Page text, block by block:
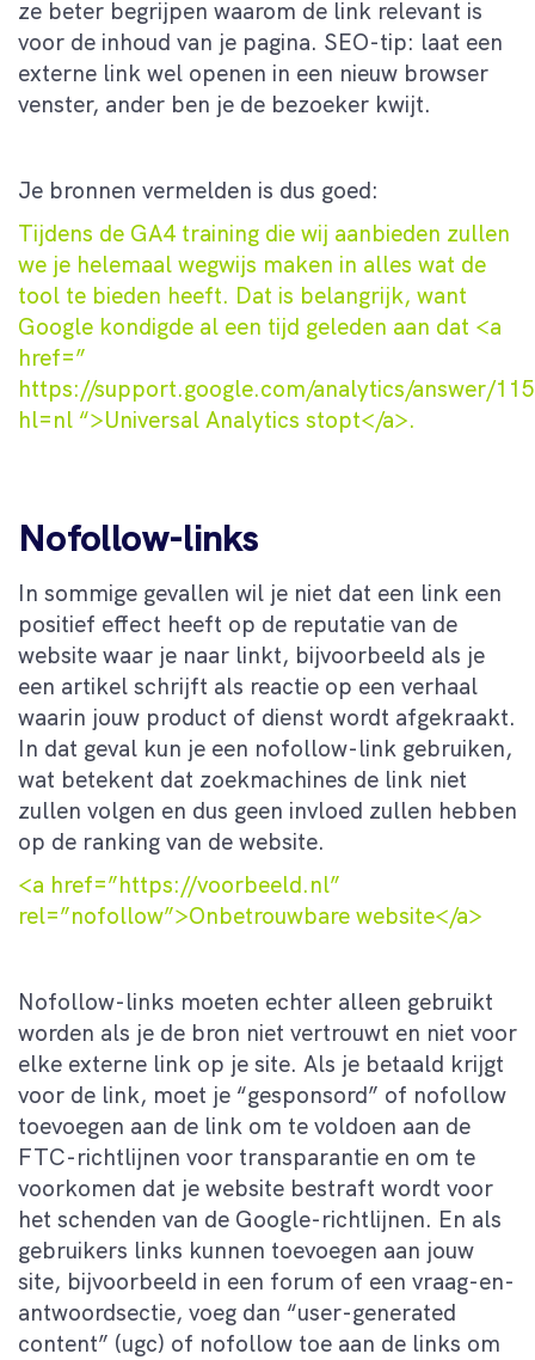
ze beter begrijpen waarom de link relevant is
voor de inhoud van je pagina. SEO-tip: laat een
externe link wel openen in een nieuw browser
venster, ander ben je de bezoeker kwijt.
Je bronnen vermelden is dus goed:
Tijdens de GA4 training die wij aanbieden zullen
we je helemaal wegwijs maken in alles wat de
tool te bieden heeft. Dat is belangrijk, want
Google kondigde al een tijd geleden aan dat <a
href=”
https://support.google.com/analytics/answer/
hl=nl “>Universal Analytics stopt</a>.
Nofollow-links
In sommige gevallen wil je niet dat een link een
positief effect heeft op de reputatie van de
website waar je naar linkt, bijvoorbeeld als je
een artikel schrijft als reactie op een verhaal
waarin jouw product of dienst wordt afgekraakt.
In dat geval kun je een nofollow-link gebruiken,
wat betekent dat zoekmachines de link niet
zullen volgen en dus geen invloed zullen hebben
op de ranking van de website.
<a href=”https://voorbeeld.nl”
rel=”nofollow”>Onbetrouwbare website</a>
Nofollow-links moeten echter alleen gebruikt
worden als je de bron niet vertrouwt en niet voor
elke externe link op je site. Als je betaald krijgt
voor de link, moet je “gesponsord” of nofollow
toevoegen aan de link om te voldoen aan de
FTC-richtlijnen voor transparantie en om te
voorkomen dat je website bestraft wordt voor
het schenden van de Google-richtlijnen. En als
gebruikers links kunnen toevoegen aan jouw
site, bijvoorbeeld in een forum of een vraag-en-
antwoordsectie, voeg dan “user-generated
content” (ugc) of nofollow toe aan de links om